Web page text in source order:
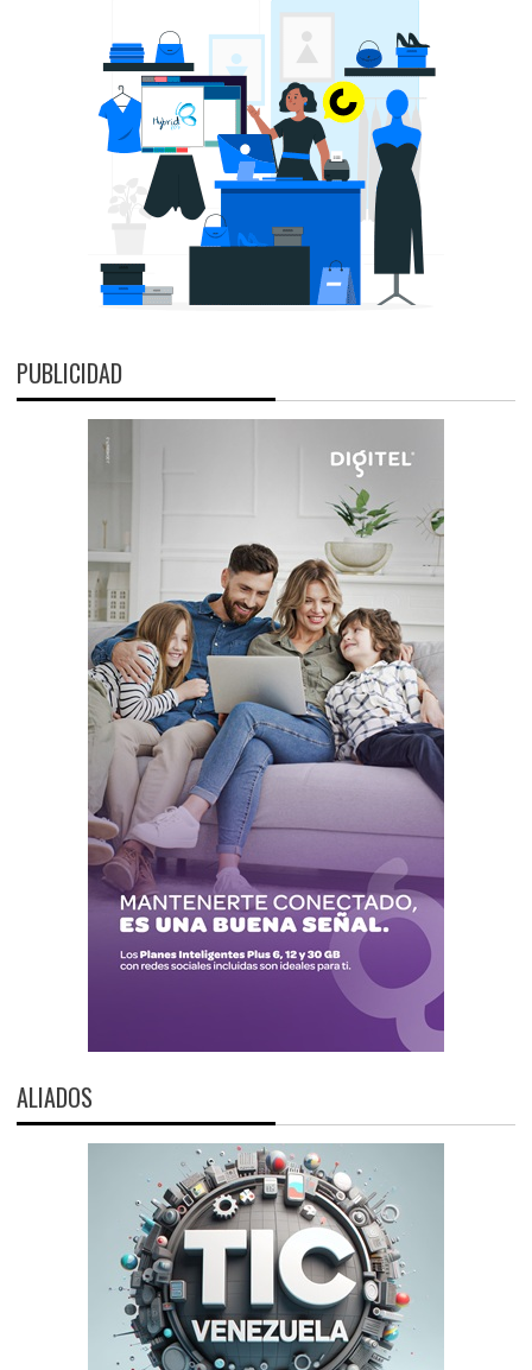
PUBLICIDAD
ALIADOS